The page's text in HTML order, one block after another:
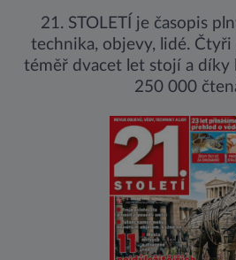
21. STOLETÍ je časopis
technika, objevy, lidé.
téměř dvacet let stojí a díky
250 000